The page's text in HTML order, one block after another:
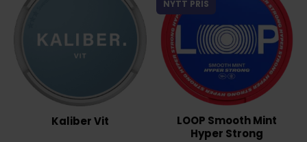
Kaliber Vit
NYTT PRIS
LOOP Smooth Mint
Hyper Strong